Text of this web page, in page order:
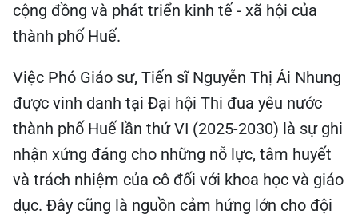
cộng đồng và phát triển kinh tế - xã hội của
thành phố Huế.
Việc Phó Giáo sư, Tiến sĩ Nguyễn Thị Ái Nhung
được vinh danh tại Đại hội Thi đua yêu nước
thành phố Huế lần thứ VI (2025-2030) là sự ghi
nhận xứng đáng cho những nỗ lực, tâm huyết
và trách nhiệm của cô đối với khoa học và giáo
dục. Đây cũng là nguồn cảm hứng lớn cho đội